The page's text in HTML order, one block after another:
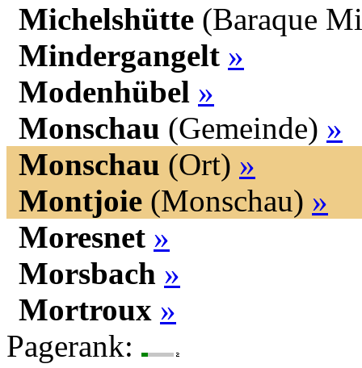
Michelshütte (Baraque
Mindergangelt »
Modenhübel »
Monschau (Gemeinde) »
Monschau (Ort) »
Montjoie (Monschau) »
Moresnet »
Morsbach »
Mortroux »
Pagerank: